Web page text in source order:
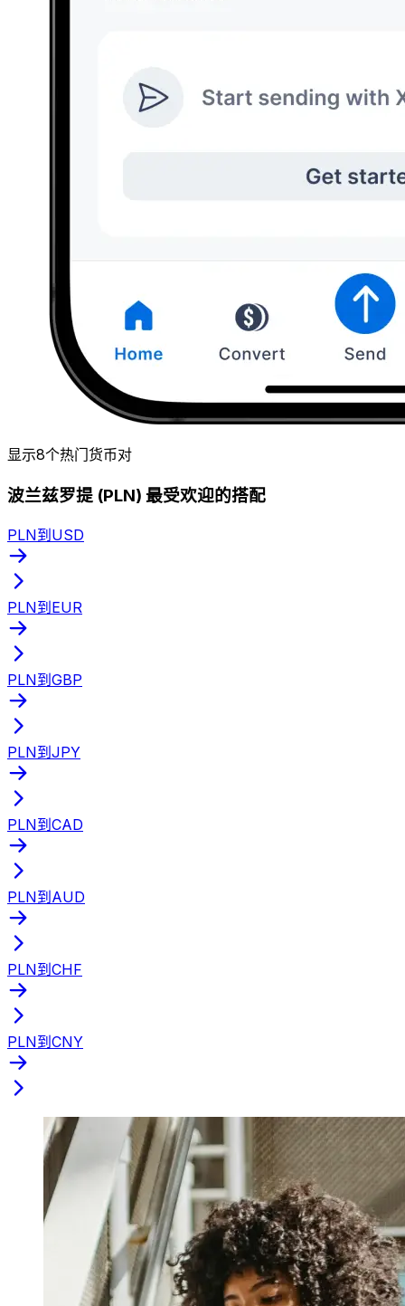
显示8个热门货币对
波兰兹罗提 (PLN) 最受欢迎的搭配
PLN到USD
PLN到EUR
PLN到GBP
PLN到JPY
PLN到CAD
PLN到AUD
PLN到CHF
PLN到CNY